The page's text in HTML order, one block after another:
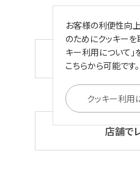
式場やご自宅へ
ネット
プロにサイズ
店舗で
お客様の利便性向
のためにクッキーを
キー利用について」
こちらから可能です。
クッキー利用